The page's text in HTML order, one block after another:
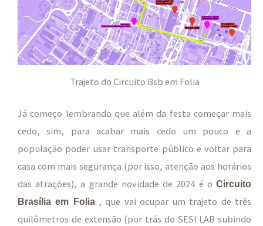
Trajeto do Circuito Bsb em Folia
Já começo lembrando que além da festa começar mais
cedo, sim, para acabar mais cedo um pouco e a
população poder usar transporte público e voltar para
casa com mais segurança (por isso, atenção aos horários
das atrações), a grande novidade de 2024 é o Circuito
Brasília em Folia, que vai ocupar um trajeto de três
quilômetros de extensão (por trás do SESI LAB subindo